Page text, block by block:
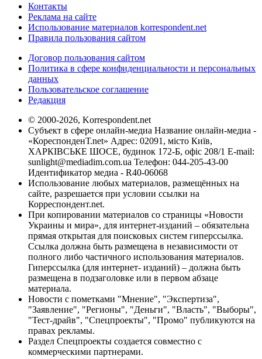
Контакты
Реклама на сайте
Использование материалов korrespondent.net
Правила пользования сайтом
Договор пользования сайтом
Политика в сфере конфиденциальности и персональных
данных
Пользовательское соглашение
Редакция
© 2000-2026, Korrespondent.net
Субъект в сфере онлайн-медиа Название онлайн-медиа -
«КореспонденТ.net» Адрес: 02091, місто Київ,
ХАРКІВСЬКЕ ШОСЕ, будинок 172-Б, офіс 208/1 E-mail:
sunlight@mediadim.com.ua Телефон: 044-205-43-00
Идентификатор медиа - R40-06068
Использование любых материалов, размещённых на
сайте, разрешается при условии ссылки на
Корреспондент.net.
При копировании материалов со страницы «Новости
Украины и мира», для интернет-изданий – обязательна
прямая открытая для поисковых систем гиперссылка.
Ссылка должна быть размещена в независимости от
полного либо частичного использования материалов.
Гиперссылка (для интернет- изданий) – должна быть
размещена в подзаголовке или в первом абзаце
материала.
Новости с пометками "Мнение", "Экспертиза",
"Заявление", "Регионы", "Деньги", "Власть", "Выборы",
"Тест-драйв", "Спецпроекты", "Промо" публикуются на
правах рекламы.
Раздел Спецпроекты создается совместно с
коммерческими партнерами.